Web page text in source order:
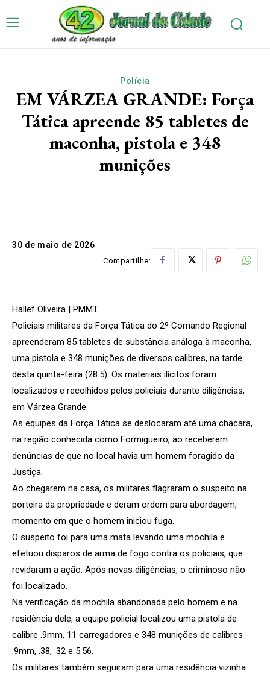
Polícia
EM VÁRZEA GRANDE: Força
Tática apreende 85 tabletes de
maconha, pistola e 348
munições
30 de maio de 2026
Compartilhe:
Hallef Oliveira | PMMT
Policiais militares da Força Tática do 2º Comando Regional
apreenderam 85 tabletes de substância análoga à maconha,
uma pistola e 348 munições de diversos calibres, na tarde
desta quinta-feira (28.5). Os materiais ilícitos foram
localizados e recolhidos pelos policiais durante diligências,
em Várzea Grande.
As equipes da Força Tática se deslocaram até uma chácara,
na região conhecida como Formigueiro, ao receberem
denúncias de que no local havia um homem foragido da
Justiça.
Ao chegarem na casa, os militares flagraram o suspeito na
porteira da propriedade e deram ordem para abordagem,
momento em que o homem iniciou fuga.
O suspeito foi para uma mata levando uma mochila e
efetuou disparos de arma de fogo contra os policiais, que
revidaram a ação. Após novas diligências, o criminoso não
foi localizado.
Na verificação da mochila abandonada pelo homem e na
residência dele, a equipe policial localizou uma pistola de
calibre .9mm, 11 carregadores e 348 munições de calibres
.9mm, .38, .32 e 5.56.
Os militares também seguiram para uma residência vizinha